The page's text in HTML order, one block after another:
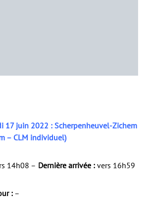
17 juin 2022 : Scherpenheuvel-Zichem
– CLM individuel)
14h08 – Dernière arrivée : vers 16h59
: –